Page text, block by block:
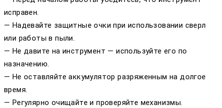
исправен.
— Надевайте защитные очки при использовании сверл
или работы в пыли.
— Не давите на инструмент — используйте его по
назначению.
— Не оставляйте аккумулятор разряженным на долгое
время.
— Регулярно очищайте и проверяйте механизмы.